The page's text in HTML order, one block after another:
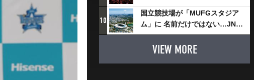
式大相撲
10
国立競技場が「MUFGスタジア
ム」に 名前だけではない…JNSE
とMUFGが“共創”し描く地域活
性化・社会価値創造の近未来図
VIEW MORE